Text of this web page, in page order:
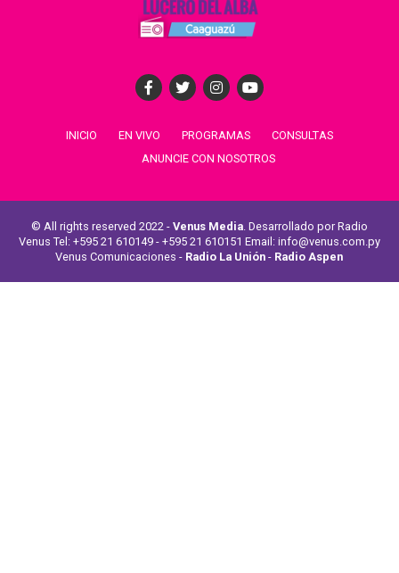
INICIO EN VIVO PROGRAMAS
CONSULTAS
ANUNCIE CON NOSOTROS
© All rights reserved 2022 - Venus Media. Desarrollado por Radio
Venus Tel: +595 21 610149 - +595 21 610151 Email: info@venus.com.py
Venus Comunicaciones - Radio La Unión - Radio Aspen